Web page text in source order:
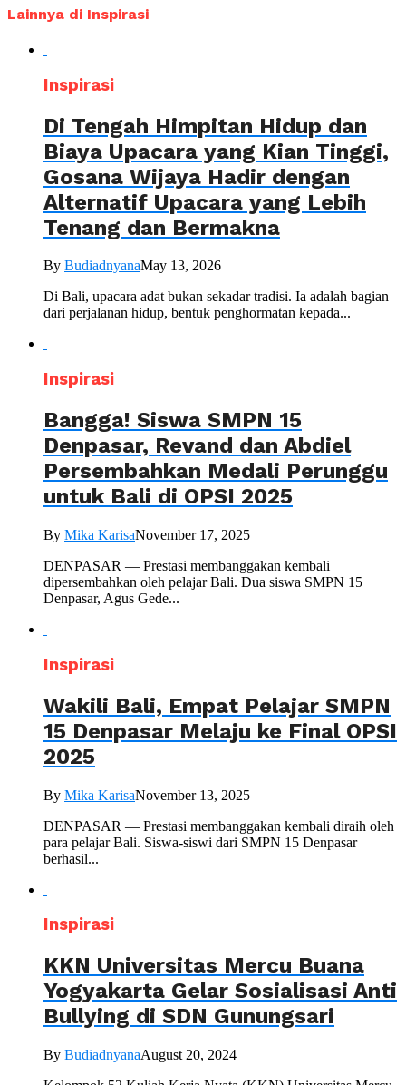
Lainnya di Inspirasi
Inspirasi
Di Tengah Himpitan Hidup dan
Biaya Upacara yang Kian Tinggi,
Gosana Wijaya Hadir dengan
Alternatif Upacara yang Lebih
Tenang dan Bermakna
By BudiadnyanaMay 13, 2026
Di Bali, upacara adat bukan sekadar tradisi. Ia adalah bagian
dari perjalanan hidup, bentuk penghormatan kepada...
Inspirasi
Bangga! Siswa SMPN 15
Denpasar, Revand dan Abdiel
Persembahkan Medali Perunggu
untuk Bali di OPSI 2025
By Mika KarisaNovember 17, 2025
DENPASAR — Prestasi membanggakan kembali
dipersembahkan oleh pelajar Bali. Dua siswa SMPN 15
Denpasar, Agus Gede...
Inspirasi
Wakili Bali, Empat Pelajar SMPN
15 Denpasar Melaju ke Final OPSI
2025
By Mika KarisaNovember 13, 2025
DENPASAR — Prestasi membanggakan kembali diraih oleh
para pelajar Bali. Siswa-siswi dari SMPN 15 Denpasar
berhasil...
Inspirasi
KKN Universitas Mercu Buana
Yogyakarta Gelar Sosialisasi Anti
Bullying di SDN Gunungsari
By BudiadnyanaAugust 20, 2024